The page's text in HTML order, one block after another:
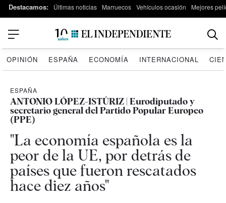
Destacamos: Últimas noticias Marruecos Vehículos ocasión Mejores
OPINIÓN ESPAÑA ECONOMÍA INTERNACIONAL
ESPAÑA
ANTONIO LÓPEZ-ISTÚRIZ | Eurodiputado y
secretario general del Partido Popular Europeo
(PPE)
"La economía española es la
peor de la UE, por detrás de
países que fueron rescatados
hace diez años"